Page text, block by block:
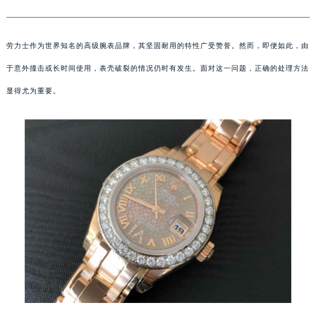
劳力士作为世界知名的高级腕表品牌，其坚固耐用的特性广受赞誉。然而，即便如此，由
于意外撞击或长时间使用，表壳破裂的情况仍时有发生。面对这一问题，正确的处理方法
显得尤为重要。